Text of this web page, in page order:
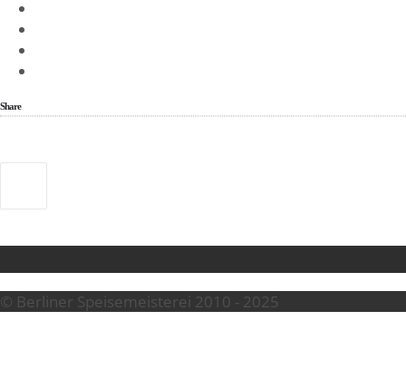
Share
© Berliner Speisemeisterei 2010 - 2025